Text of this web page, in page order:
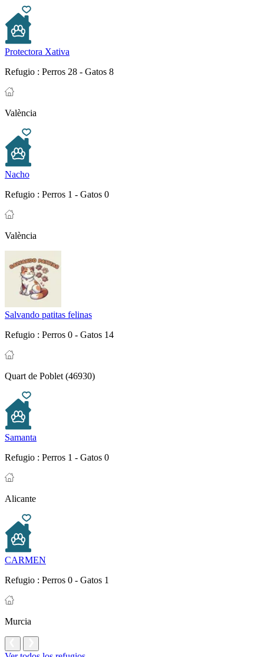
Protectora Xativa
Refugio : Perros 28 - Gatos 8
València
Nacho
Refugio : Perros 1 - Gatos 0
València
Salvando patitas felinas
Refugio : Perros 0 - Gatos 14
Quart de Poblet (46930)
Samanta
Refugio : Perros 1 - Gatos 0
Alicante
CARMEN
Refugio : Perros 0 - Gatos 1
Murcia